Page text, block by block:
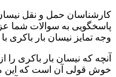
کارشناسان حمل و نقل
پاسخگویی به سوالات شما
وجه تمایز نیسان بار باکری
آنچه که نیسان بار باکری را
خوش قولی آن است که این